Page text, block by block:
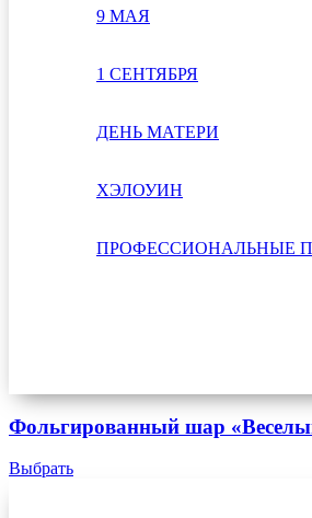
9 МАЯ
1 СЕНТЯБРЯ
ДЕНЬ МАТЕРИ
ХЭЛОУИН
ПРОФЕССИОНАЛЬНЫЕ
Фольгированный шар
Выбрать